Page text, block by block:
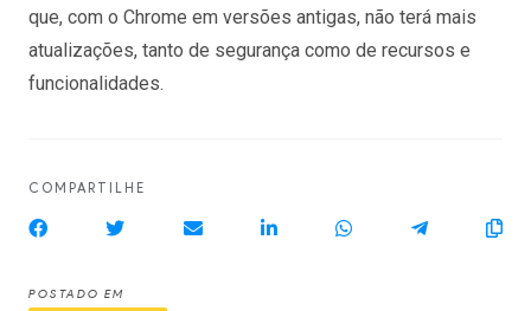
POSTADO EM
que, com o Chrome em versões antigas, não terá mais
atualizações, tanto de segurança como de recursos e
funcionalidades.
COMPARTILHE